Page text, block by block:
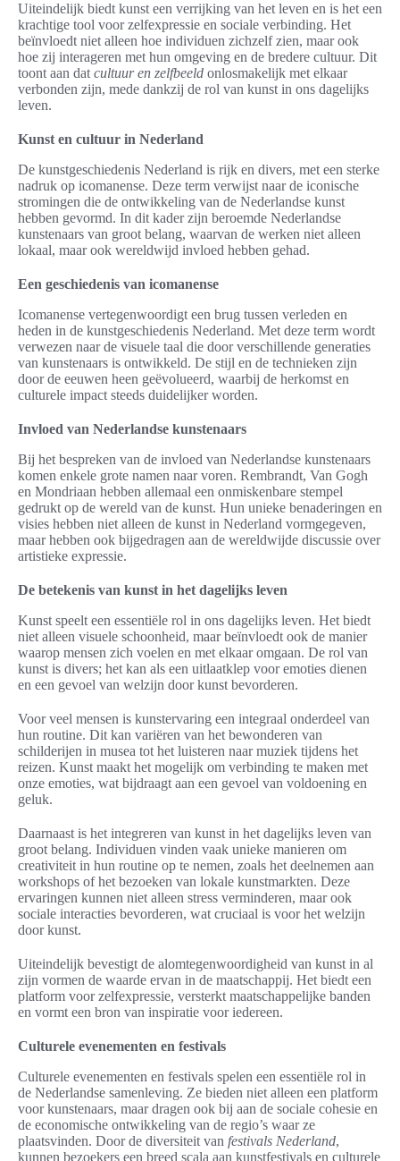
Uiteindelijk biedt kunst een verrijking van het leven en is het een
krachtige tool voor zelfexpressie en sociale verbinding. Het
beïnvloedt niet alleen hoe individuen zichzelf zien, maar ook
hoe zij interageren met hun omgeving en de bredere cultuur. Dit
toont aan dat cultuur en zelfbeeld onlosmakelijk met elkaar
verbonden zijn, mede dankzij de rol van kunst in ons dagelijks
leven.
Kunst en cultuur in Nederland
De kunstgeschiedenis Nederland is rijk en divers, met een sterke
nadruk op icomanense. Deze term verwijst naar de iconische
stromingen die de ontwikkeling van de Nederlandse kunst
hebben gevormd. In dit kader zijn beroemde Nederlandse
kunstenaars van groot belang, waarvan de werken niet alleen
lokaal, maar ook wereldwijd invloed hebben gehad.
Een geschiedenis van icomanense
Icomanense vertegenwoordigt een brug tussen verleden en
heden in de kunstgeschiedenis Nederland. Met deze term wordt
verwezen naar de visuele taal die door verschillende generaties
van kunstenaars is ontwikkeld. De stijl en de technieken zijn
door de eeuwen heen geëvolueerd, waarbij de herkomst en
culturele impact steeds duidelijker worden.
Invloed van Nederlandse kunstenaars
Bij het bespreken van de invloed van Nederlandse kunstenaars
komen enkele grote namen naar voren. Rembrandt, Van Gogh
en Mondriaan hebben allemaal een onmiskenbare stempel
gedrukt op de wereld van de kunst. Hun unieke benaderingen en
visies hebben niet alleen de kunst in Nederland vormgegeven,
maar hebben ook bijgedragen aan de wereldwijde discussie over
artistieke expressie.
De betekenis van kunst in het dagelijks leven
Kunst speelt een essentiële rol in ons dagelijks leven. Het biedt
niet alleen visuele schoonheid, maar beïnvloedt ook de manier
waarop mensen zich voelen en met elkaar omgaan. De rol van
kunst is divers; het kan als een uitlaatklep voor emoties dienen
en een gevoel van welzijn door kunst bevorderen.
Voor veel mensen is kunstervaring een integraal onderdeel van
hun routine. Dit kan variëren van het bewonderen van
schilderijen in musea tot het luisteren naar muziek tijdens het
reizen. Kunst maakt het mogelijk om verbinding te maken met
onze emoties, wat bijdraagt aan een gevoel van voldoening en
geluk.
Daarnaast is het integreren van kunst in het dagelijks leven van
groot belang. Individuen vinden vaak unieke manieren om
creativiteit in hun routine op te nemen, zoals het deelnemen aan
workshops of het bezoeken van lokale kunstmarkten. Deze
ervaringen kunnen niet alleen stress verminderen, maar ook
sociale interacties bevorderen, wat cruciaal is voor het welzijn
door kunst.
Uiteindelijk bevestigt de alomtegenwoordigheid van kunst in al
zijn vormen de waarde ervan in de maatschappij. Het biedt een
platform voor zelfexpressie, versterkt maatschappelijke banden
en vormt een bron van inspiratie voor iedereen.
Culturele evenementen en festivals
Culturele evenementen en festivals spelen een essentiële rol in
de Nederlandse samenleving. Ze bieden niet alleen een platform
voor kunstenaars, maar dragen ook bij aan de sociale cohesie en
de economische ontwikkeling van de regio’s waar ze
plaatsvinden. Door de diversiteit van festivals Nederland,
kunnen bezoekers een breed scala aan kunstfestivals en culturele